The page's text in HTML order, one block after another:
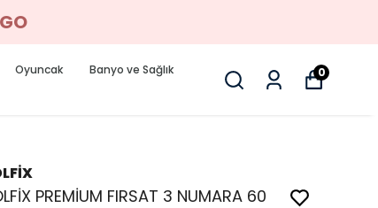
Oyuncak
Banyo ve Sağlık
0
PREMİUM FIRSAT 3 NUMARA 60